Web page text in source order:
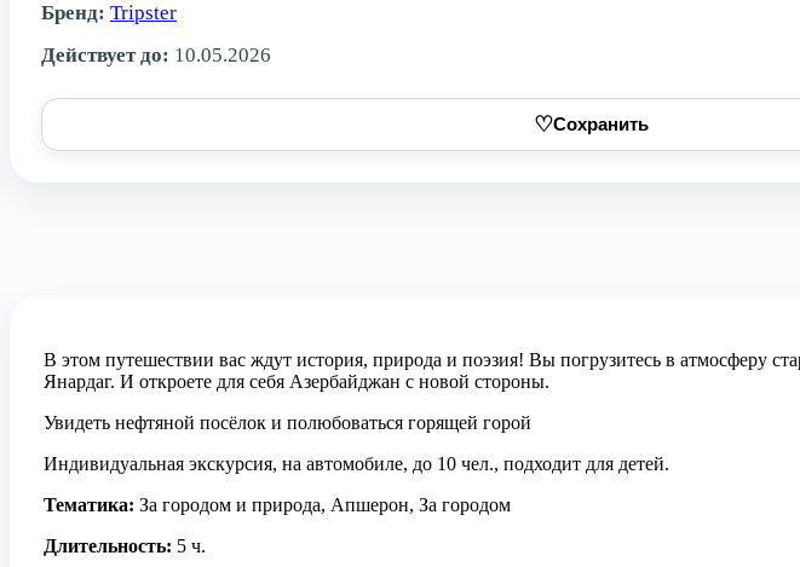
Бренд: Tripster
Действует до: 10.05.2026
♡Сохранить
В этом путешествии вас ждут история, природа и поэзия! Вы погрузитесь в атмосферу
Янардаг. И откроете для себя Азербайджан с новой стороны.
Увидеть нефтяной посёлок и полюбоваться горящей горой
Индивидуальная экскурсия, на автомобиле, до 10 чел., подходит для детей.
Тематика: За городом и природа, Апшерон, За городом
Длительность: 5 ч.